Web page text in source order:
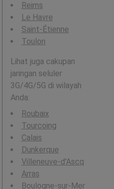
Reims
Le Havre
Saint-Étienne
Toulon
Lihat juga cakupan
jaringan seluler
3G/4G/5G di wilayah
Anda:
Roubaix
Tourcoing
Calais
Dunkerque
Villeneuve-d'Ascq
Arras
Boulogne-sur-Mer